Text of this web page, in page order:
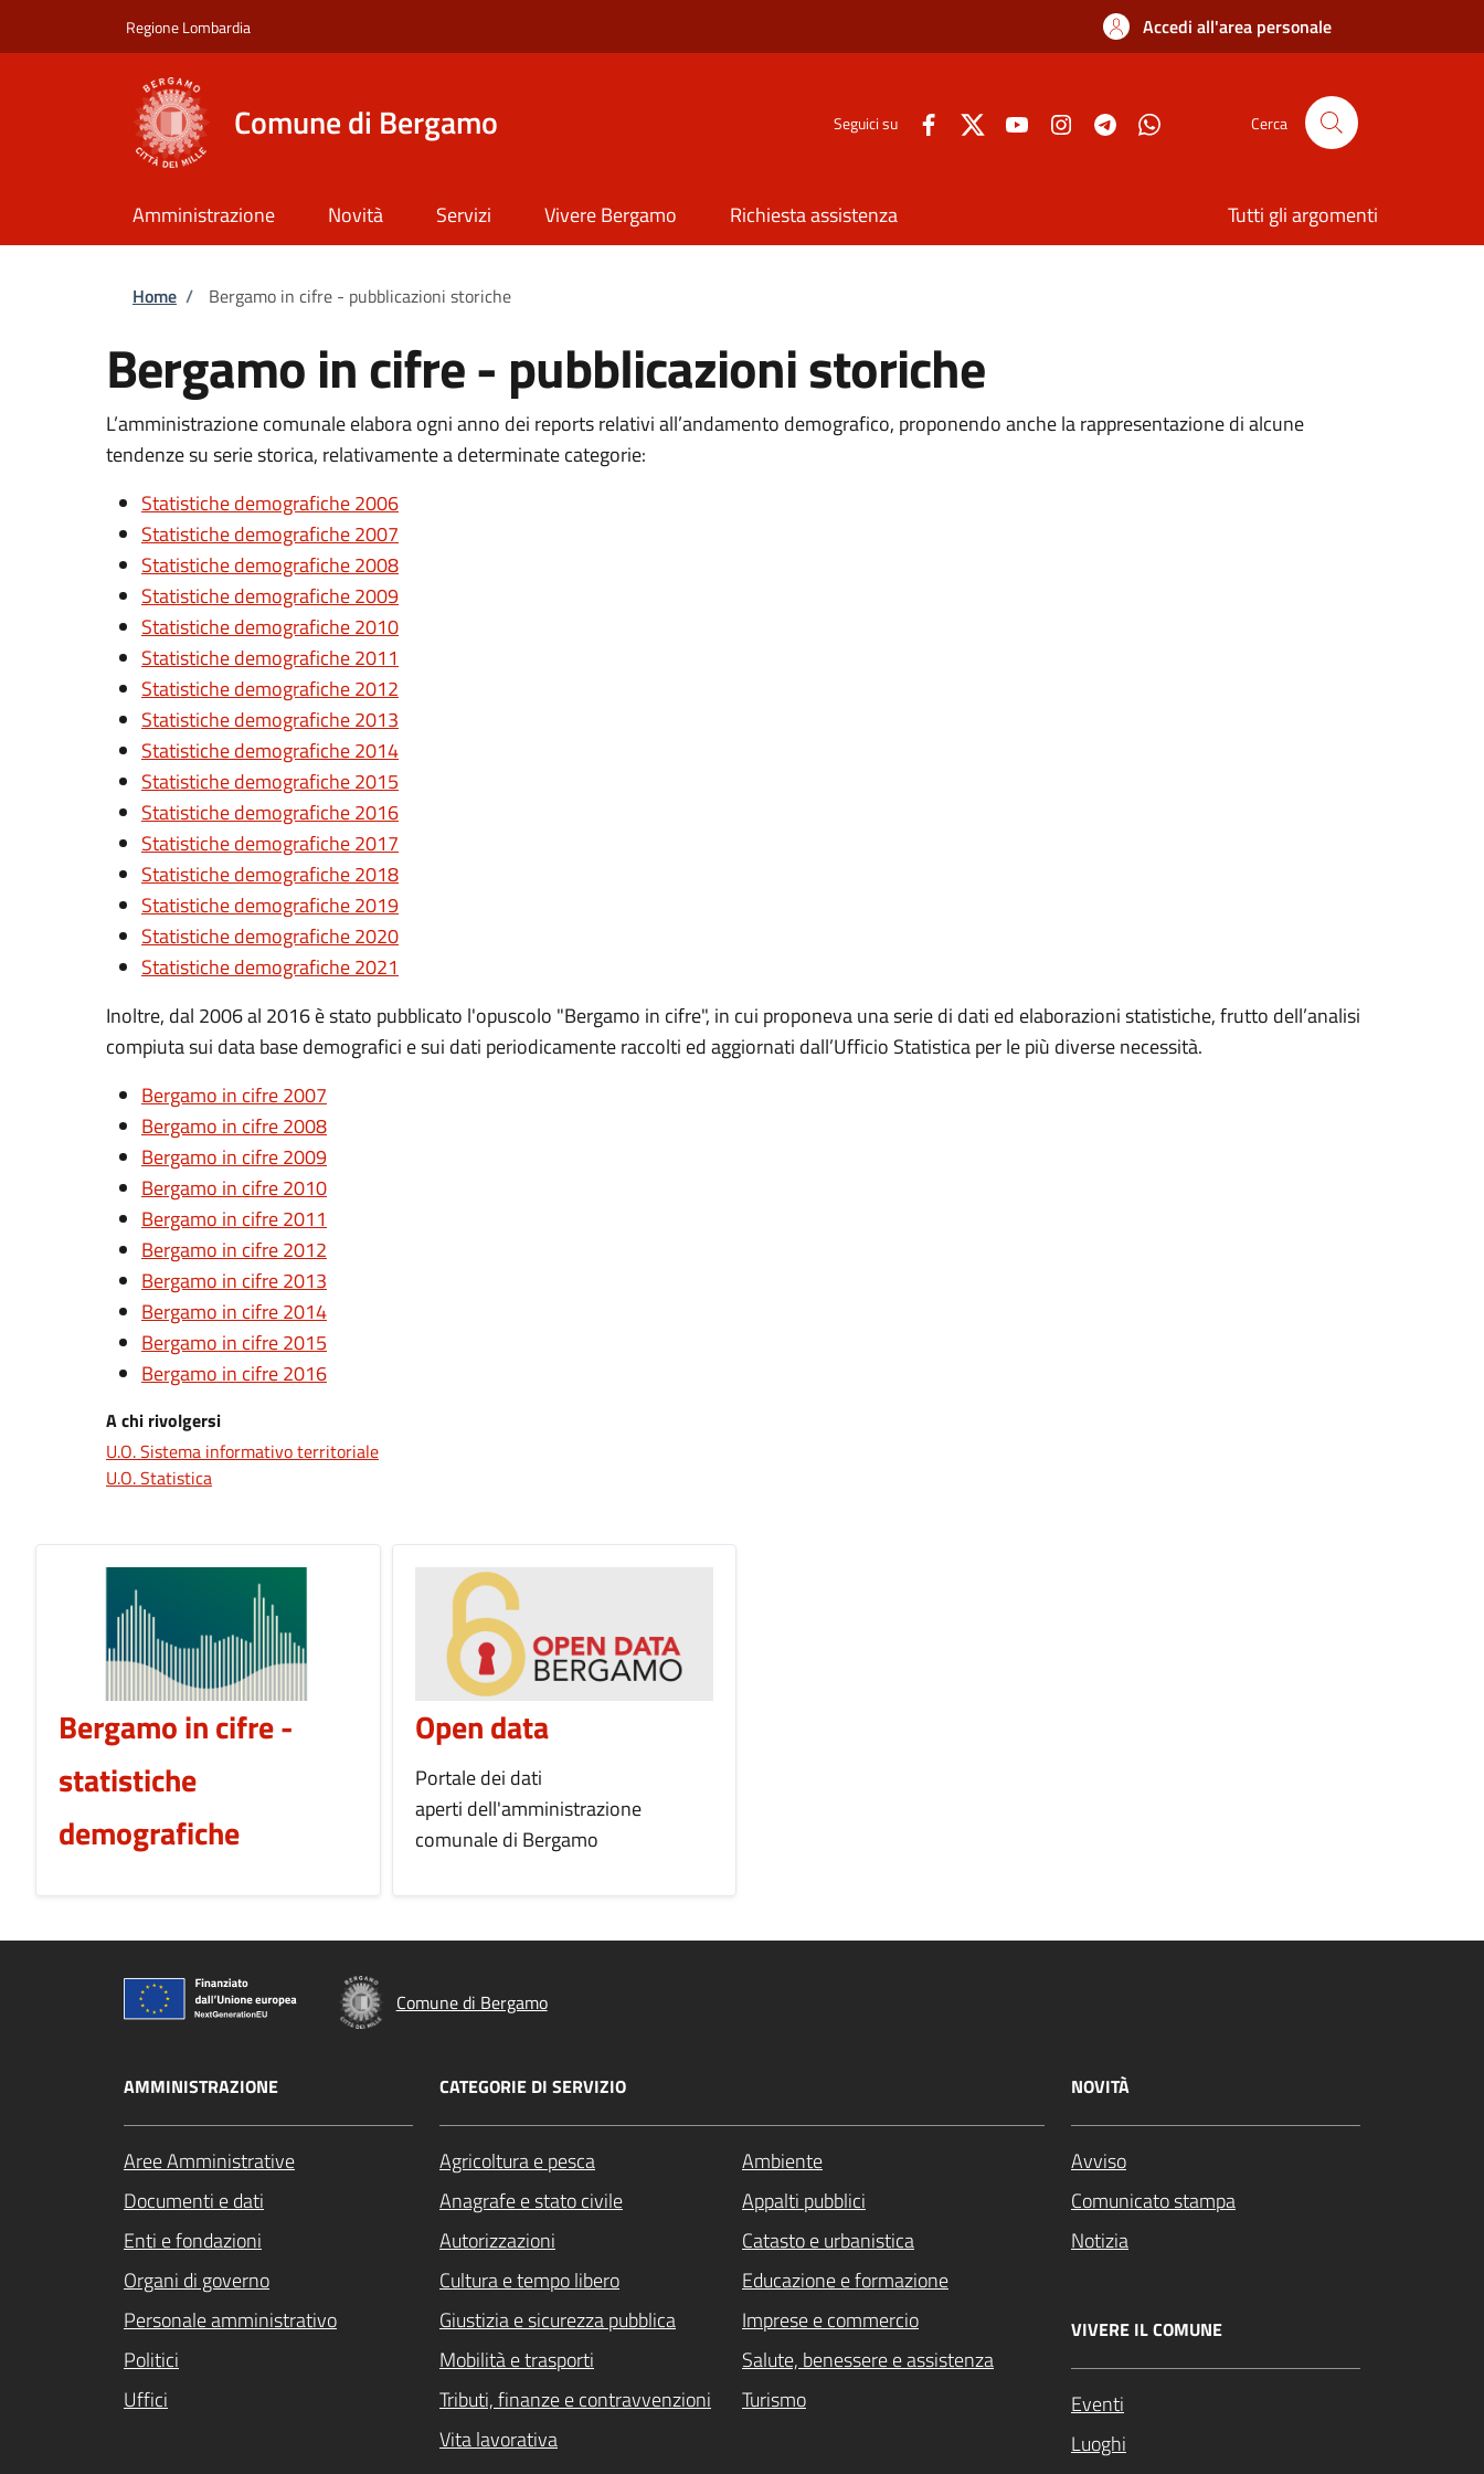
Regione Lombardia Accedi all'area personale
Comune di Bergamo Seguici su Cerca
Amministrazione Novità Servizi Vivere Bergamo Richiesta assistenza Tutti gli argomenti
Briciole di pane
Home / Bergamo in cifre - pubblicazioni storiche
Bergamo in cifre - pubblicazioni storiche
L’amministrazione comunale elabora ogni anno dei reports relativi all’andamento demografico, proponendo anche la rappresentazione di alcune
tendenze su serie storica, relativamente a determinate categorie:
Statistiche demografiche 2006
Statistiche demografiche 2007
Statistiche demografiche 2008
Statistiche demografiche 2009
Statistiche demografiche 2010
Statistiche demografiche 2011
Statistiche demografiche 2012
Statistiche demografiche 2013
Statistiche demografiche 2014
Statistiche demografiche 2015
Statistiche demografiche 2016
Statistiche demografiche 2017
Statistiche demografiche 2018
Statistiche demografiche 2019
Statistiche demografiche 2020
Statistiche demografiche 2021
Inoltre, dal 2006 al 2016 è stato pubblicato l'opuscolo "Bergamo in cifre", in cui proponeva una serie di dati ed elaborazioni statistiche, frutto dell’analisi
compiuta sui data base demografici e sui dati periodicamente raccolti ed aggiornati dall’Ufficio Statistica per le più diverse necessità.
Bergamo in cifre 2007
Bergamo in cifre 2008
Bergamo in cifre 2009
Bergamo in cifre 2010
Bergamo in cifre 2011
Bergamo in cifre 2012
Bergamo in cifre 2013
Bergamo in cifre 2014
Bergamo in cifre 2015
Bergamo in cifre 2016
A chi rivolgersi
U.O. Sistema informativo territoriale
U.O. Statistica
Bergamo in cifre -
statistiche
demografiche
Open data
Portale dei dati
aperti dell'amministrazione
comunale di Bergamo
Comune di Bergamo
AMMINISTRAZIONE
Aree Amministrative
Documenti e dati
Enti e fondazioni
Organi di governo
Personale amministrativo
Politici
Uffici
CATEGORIE DI SERVIZIO
Agricoltura e pesca
Ambiente
Anagrafe e stato civile
Appalti pubblici
Autorizzazioni
Catasto e urbanistica
Cultura e tempo libero
Educazione e formazione
Giustizia e sicurezza pubblica
Imprese e commercio
Mobilità e trasporti
Salute, benessere e assistenza
Tributi, finanze e contravvenzioni
Turismo
Vita lavorativa
NOVITÀ
Avviso
Comunicato stampa
Notizia
VIVERE IL COMUNE
Eventi
Luoghi